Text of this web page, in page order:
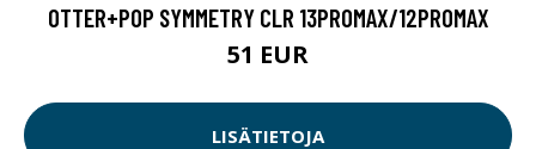
OTTER+POP SYMMETRY CLR 13PROMAX/12PROMAX
51 EUR
LISÄTIETOJA